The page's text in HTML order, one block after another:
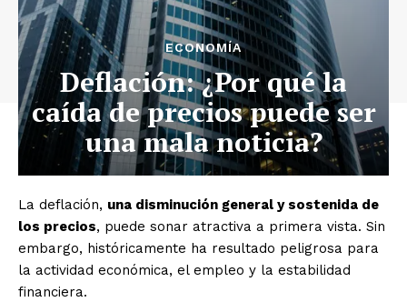
ECONOMÍA
Deflación: ¿Por qué la
caída de precios puede ser
una mala noticia?
La deflación, una disminución general y sostenida de
los precios, puede sonar atractiva a primera vista. Sin
embargo, históricamente ha resultado peligrosa para
la actividad económica, el empleo y la estabilidad
financiera.